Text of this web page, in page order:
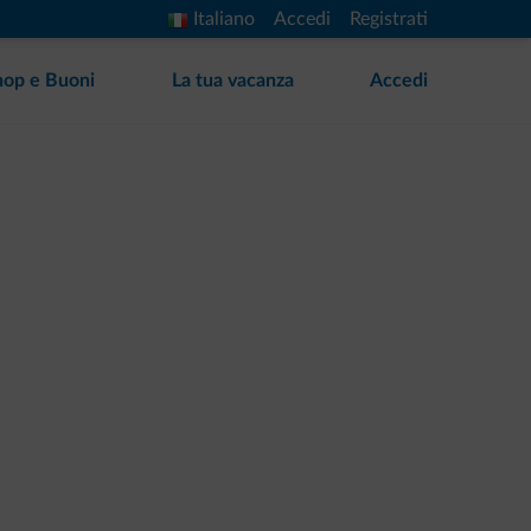
Italiano Accedi Registrati
e Buoni La tua vacanza Accedi